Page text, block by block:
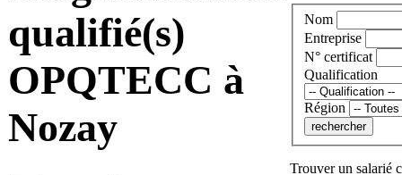
qualifié(s)
OPQTECC à
Nozay
Nom
Entreprise
N° certificat
Qualification
Région
Trouver un salarié